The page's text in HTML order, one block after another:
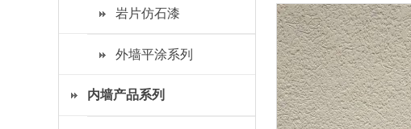
岩片仿石漆
外墙平涂系列
内墙产品系列